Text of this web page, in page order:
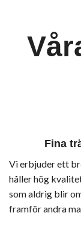
Fina
Vi erbjuder ett
håller hög
som aldrig blir
framför andra